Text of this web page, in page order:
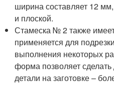
ширина составляет 12
и плоской.
Стамеска № 2 также
применяется для
выполнения некоторых
форма позволяет
детали на заготовке –